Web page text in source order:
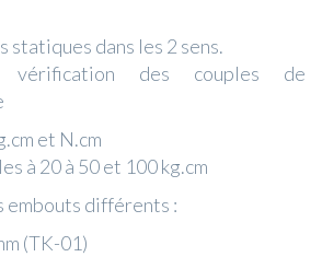
statiques dans les 2 sens.
des couples de
et N.cm
à 20 à 50 et 100 kg.cm
embouts différents :
(TK-01)